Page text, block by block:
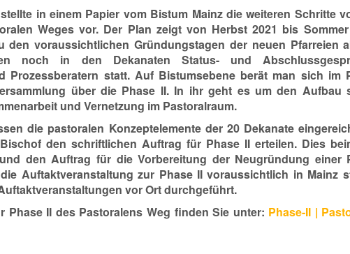
in einem Papier vom Bistum Mainz die weiteren Schritte
Weges vor. Der Plan zeigt von Herbst 2021 bis
den voraussichtlichen Gründungstagen der neuen Pfarreien
noch in den Dekanaten Status- und
Prozessberatern statt. Auf Bistumsebene berät man sich im
über die Phase II. In ihr geht es um den Aufbau
und Vernetzung im Pastoralraum.
die pastoralen Konzeptelemente der 20 Dekanate
den schriftlichen Auftrag für Phase II erteilen. Dies
den Auftrag für die Vorbereitung der Neugründung einer
Auftaktveranstaltung zur Phase II voraussichtlich in Mainz
vor Ort durchgeführt.
Phase II des Pastoralens Weg finden Sie unter: Phase-II |